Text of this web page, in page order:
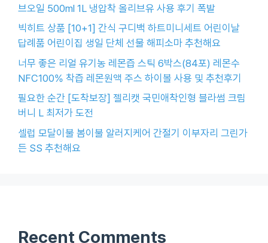
브오일 500ml 1L 냉압착 올리브유 사용 후기 폭발
빅히트 상품 [10+1] 간식 구디백 하트미니세트 어린이날
답례품 어린이집 생일 단체 선물 해피소마 추천해요
너무 좋은 리얼 유기농 레몬즙 스틱 6박스(84포) 레몬수
NFC100% 착즙 레몬원액 주스 하이볼 사용 및 추천후기
필요한 순간 [도착보장] 젤리캣 국민애착인형 블라썸 크림
버니 L 최저가 도전
셀럽 모달이불 봄이불 알러지케어 간절기 이부자리 그린가
든 SS 추천해요
Recent Comments